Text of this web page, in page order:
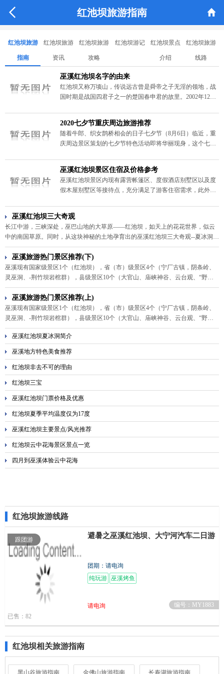
 红池坝旅游指南 
红池坝旅游
指南
红池坝旅游
资讯
红池坝旅游
攻略
红池坝游记 红池坝景点
介绍
红池坝旅游
线路
巫溪红池坝名字的由来
红池坝又称万顷山，传说远古曾是舜帝之子无淫的领地，战
国时期是战国四君子之一的楚国春申君的故里。2002年12月
2020七夕节重庆周边旅游推荐
随着牛郎、织女鹊桥相会的日子七夕节（8月6日）临近，重
庆周边景区策划的七夕节特色活动即将华丽现身，这个七夕
巫溪红池坝景区住宿及价格参考
巫溪红池坝景区内现有露营帐篷区、度假酒店别墅区以及度
假木屋别墅区等接待点，充分满足了游客住宿需求，此外，
巫溪红池坝三大奇观
长江中游，三峡深处，巫巴山地的大草原——红池坝，如天上的花花世界，似云
中的南国草原。同时，从这块神秘的土地孕育出的巫溪红池坝三大奇观--夏冰洞、
西流溪、腰带雾，更是让人魂牵梦绕，流连忘返。
巫溪旅游热门景区推荐(下)
巫溪现有国家级景区1个（红池坝），省（市）级景区4个（宁厂古镇，阴条岭、
灵巫洞、-荆竹坝岩棺群），县级景区10个（大官山、庙峡神谷、云台观、“野人
谷”、月牙峡、猫儿背、上磺荷苑、朝阳石林、团城幽峡、高楼河）。其中，热门
的巫溪旅游景区有以下六处。
巫溪旅游热门景区推荐(上)
巫溪现有国家级景区1个（红池坝），省（市）级景区4个（宁厂古镇，阴条岭、
灵巫洞、-荆竹坝岩棺群），县级景区10个（大官山、庙峡神谷、云台观、“野人
谷”、月牙峡、猫儿背、上磺荷苑、朝阳石林、团城幽峡、高楼河）。其中，热门
的巫溪旅游景区有以下几处。
巫溪红池坝夏冰洞简介
巫溪地方特色美食推荐
红池坝非去不可的理由
红池坝三宝
巫溪红池坝门票价格及优惠
红池坝夏季平均温度仅为17度
巫溪红池坝主要景点/风光推荐
红池坝云中花海景区景点一览
四月到巫溪体验云中花海
红池坝旅游线路
跟团游 避暑之巫溪红池坝、大宁河汽车二日游
团期：请电询
纯玩游 巫溪烤鱼
请电询
编号：MY1883
已售：82
红池坝相关旅游指南
黑山谷旅游指南 金佛山旅游指南 长寿湖旅游指南